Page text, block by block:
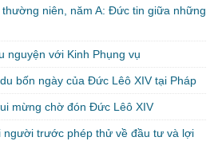
niên, năm A: Đức tin giữa những
nguyện với Kinh Phụng vụ
bốn ngày của Đức Lêô XIV tại Pháp
mừng chờ đón Đức Lêô XIV
người trước phép thử về đầu tư và lợi